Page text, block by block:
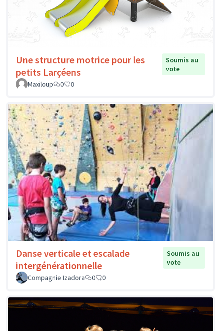
Une structure motrice pour les
petits Larçéens
Soumis au
vote
Maxiloup
0 0
Danse verticale et escalade
intergénérationnelle
Soumis au
vote
Compagnie Izadora
0 0